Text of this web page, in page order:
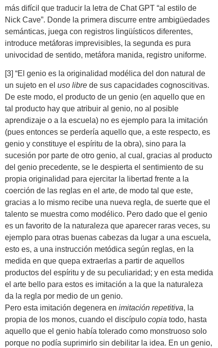
más difícil que traducir la letra de Chat GPT “al estilo de
Nick Cave”. Donde la primera discurre entre ambigüedades
semánticas, juega con registros lingüísticos diferentes,
introduce metáforas imprevisibles, la segunda es pura
univocidad de sentido, metáfora manida, registro uniforme.
[3] “El genio es la originalidad modélica del don natural de
un sujeto en el uso libre de sus capacidades cognoscitivas.
De este modo, el producto de un genio (en aquello que en
tal producto hay que atribuir al genio, no al posible
aprendizaje o a la escuela) no es ejemplo para la imitación
(pues entonces se perdería aquello que, a este respecto, es
genio y constituye el espíritu de la obra), sino para la
sucesión por parte de otro genio, al cual, gracias al producto
del genio precedente, se le despierta el sentimiento de su
propia originalidad para ejercitar la libertad frente a la
coerción de las reglas en el arte, de modo tal que este,
gracias a lo mismo recibe una nueva regla, de suerte que el
talento se muestra como modélico. Pero dado que el genio
es un favorito de la naturaleza que aparecer raras veces, su
ejemplo para otras buenas cabezas da lugar a una escuela,
esto es, a una instrucción metódica según reglas, en la
medida en que quepa extraerlas a partir de aquellos
productos del espíritu y de su peculiaridad; y en esta medida
el arte bello para estos es imitación a la que la naturaleza
da la regla por medio de un genio.
Pero esta imitación degenera en imitación repetitiva, la
propia de los monos, cuando el discípulo copia todo, hasta
aquello que el genio había tolerado como monstruoso solo
porque no podía suprimirlo sin debilitar la idea. En un genio,